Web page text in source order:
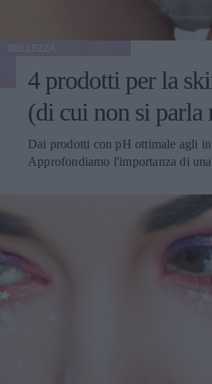
4 prodotti per la
(di cui non si parla
Dai prodotti con pH ottimale agli
Approfondiamo l'importanza di